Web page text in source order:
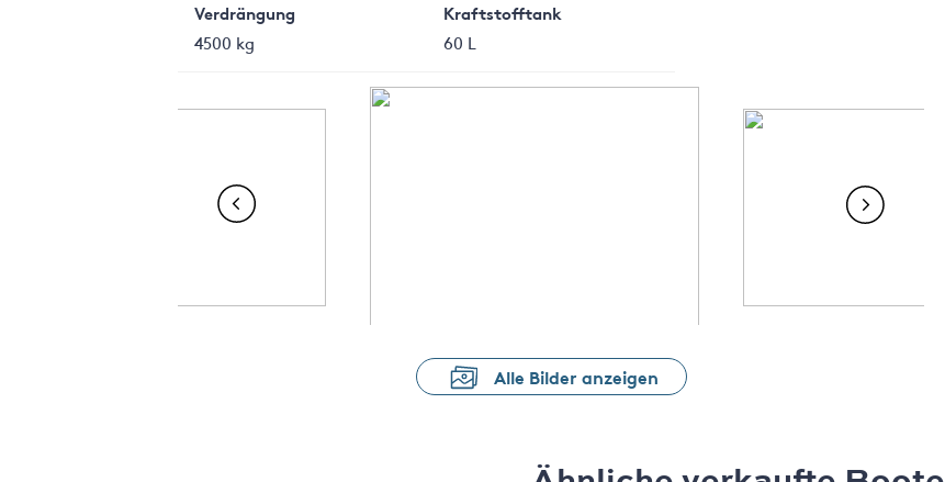
Verdrängung
4500 kg
Kraftstofftank
60 L
Alle Bilder anzeigen